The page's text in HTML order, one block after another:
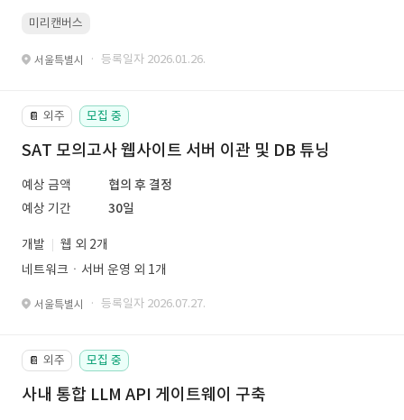
미리캔버스
서울특별시 · 등록일자 2026.01.26.
📔 외주 모집 중
SAT 모의고사 웹사이트 서버 이관 및 DB 튜닝
예상 금액
협의 후 결정
예상 기간
30일
개발
웹 외 2개
네트워크ㆍ서버 운영 외 1개
서울특별시 · 등록일자 2026.07.27.
📔 외주 모집 중
사내 통합 LLM API 게이트웨이 구축